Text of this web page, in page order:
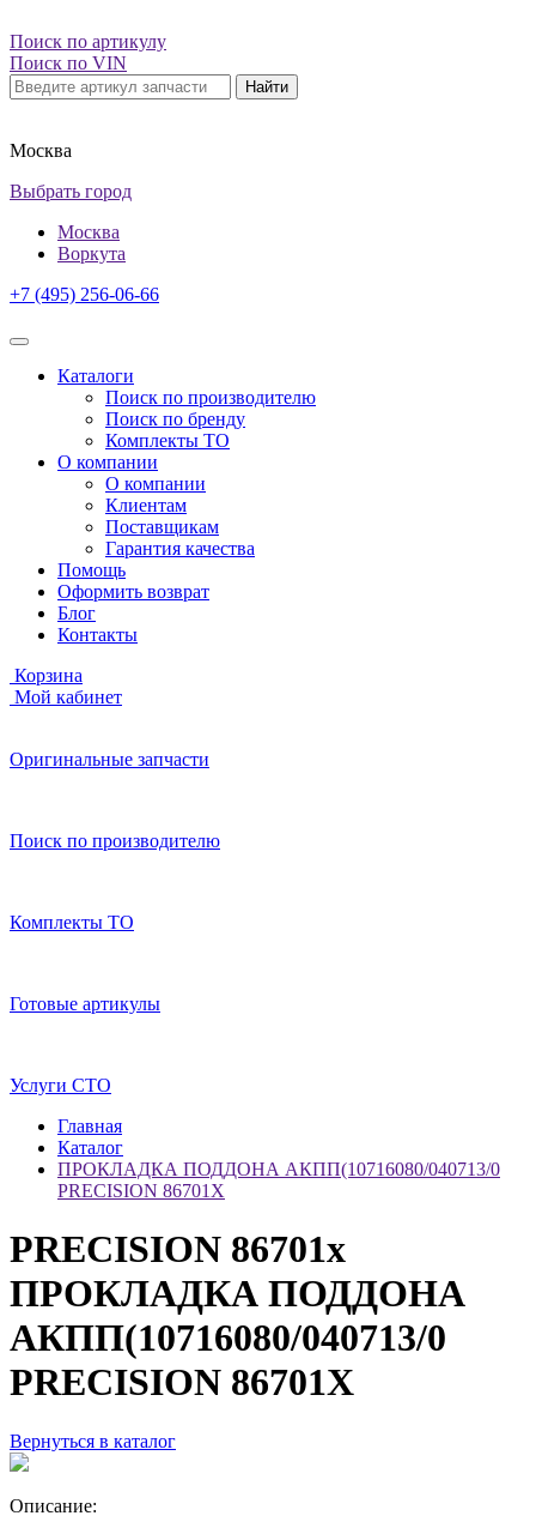
Поиск по артикулу
Поиск по VIN
Найти
Москва
Выбрать город
Москва
Воркута
+7 (495) 256-06-66
Каталоги
Поиск по производителю
Поиск по бренду
Комплекты ТО
О компании
О компании
Клиентам
Поставщикам
Гарантия качества
Помощь
Оформить возврат
Блог
Контакты
Корзина
Мой кабинет
Оригинальные запчасти
Поиск по производителю
Комплекты ТО
Готовые артикулы
Услуги СТО
Главная
Каталог
ПРОКЛАДКА ПОДДОНА АКПП(10716080/040713/0
PRECISION 86701X
PRECISION 86701x
ПРОКЛАДКА ПОДДОНА
АКПП(10716080/040713/0
PRECISION 86701X
Вернуться в каталог
Описание: